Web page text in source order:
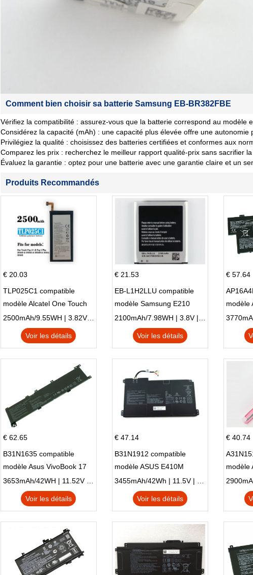
Comment bien choisir sa batterie Samsung EB-BR382FBE
Vérifiez la compatibilité : assurez-vous que la batterie correspond au modèle
Considérez la capacité (mAh) : une capacité plus élevée offre une autonomie
Privilégiez la qualité : choisissez des batteries certifiées et conformes aux
Comparez les prix : recherchez le meilleur rapport qualité-prix sans sacrifier la
Évaluez la garantie : optez pour une batterie avec une garantie claire et un
Produits Recommandés
€ 20.03
TLP025C1 compatible
modèle Alcatel One Touch
Pop 4 Plus OT-5056D
2500mAh/9.55WH | 3.82V | Li-ion ...
Voir les détails
€ 21.53
EB-L1H2LLU compatible
modèle Samsung E210
E210K i939
Voir les détails
€ 57.64
modèle
AO1-
€ 62.65
B31N1635 compatible
modèle Asus VivoBook 17
X705NC X705UA X705UV
X705UN X705UD
Voir les détails
€ 47.14
B31N1912 compatible
modèle ASUS E410M
E410MA L410MA
Voir les détails
€ 40.74
modèle
X540S